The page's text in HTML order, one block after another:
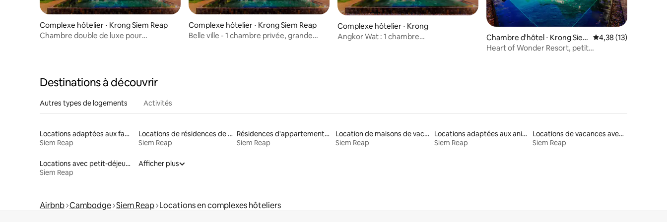
Complexe hôtelier ⋅ Krong Siem Reap
Chambre double de luxe pour
Complexe hôtelier ⋅ Krong Siem Reap
Belle ville - 1 chambre privée, grande
Complexe hôtelier ⋅ Krong
Angkor Wat : 1 chambre
Chambre d'hôtel ⋅ Krong Sie
m Reap
Évaluation moyenne
4,38 (13)
Heart of Wonder Resort, petit
Destinations à découvrir
Autres types de logements Activités
Locations adaptées aux familles
Siem Reap
Locations de résidences de tourisme
Siem Reap
Résidences d'appartements en location
Siem Reap
Location de maisons de vacances
Siem Reap
Locations adaptées aux animaux
Siem Reap
Locations de vacances avec piscine
Siem Reap
Locations avec petit-déjeuner
Siem Reap
Afficher plus
Airbnb Cambodge Siem Reap Locations en complexes hôteliers